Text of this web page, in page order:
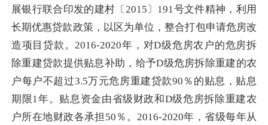
展银行联合印发的建村〔 2015 〕 191号文件精神，利用
长期优惠贷款政策，以区为单位，整合打包申请危房改
造项目贷款。2016-2020年，对D级危房农户的危房拆
除重建贷款提供贴息补助，给予D级危房拆除重建的农
户每户不超过3.5万元危房重建贷款90 ％的贴息，贴息
期限1年。贴息资金由省级财政和D级危房拆除重建农
户所在地财政各承担 50 ％。2016-2020年，省级每年从